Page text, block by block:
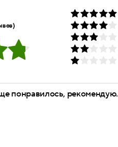
понравилось, рекомендую.